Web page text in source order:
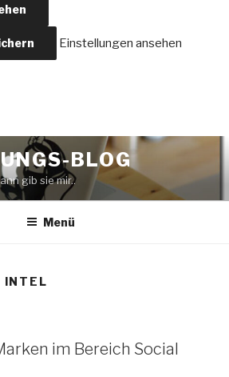
Einstellungen ansehen
BLOG
gib sie mir..
Menü
INTEL
im Bereich Social